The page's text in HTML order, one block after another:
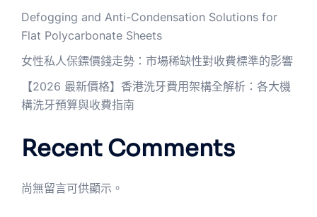
Defogging and Anti-Condensation Solutions for
Flat Polycarbonate Sheets
女性私人保鏢價錢走勢：市場稀缺性對收費標準的影響
【2026 最新價格】香港洗牙費用架構全解析：各大機
構洗牙預算與收費指南
Recent Comments
尚無留言可供顯示。